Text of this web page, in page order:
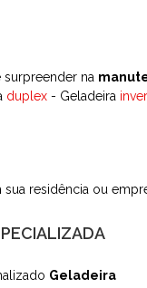
surpreender na
duplex - Geladeira
residência ou
Geladeira